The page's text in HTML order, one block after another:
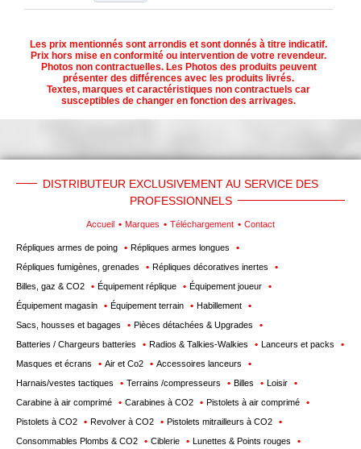
Les prix mentionnés sont arrondis et sont donnés à titre indicatif.
Prix hors mise en conformité ou intervention de votre revendeur.
Photos non contractuelles. Les Photos des produits peuvent
présenter des différences avec les produits livrés.
Textes, marques et caractéristiques non contractuels car
susceptibles de changer en fonction des arrivages.
DISTRIBUTEUR EXCLUSIVEMENT AU SERVICE DES
PROFESSIONNELS
Accueil Marques Téléchargement Contact
Répliques armes de poing
Répliques armes longues
Répliques fumigènes, grenades
Répliques décoratives inertes
Billes, gaz & CO2
Équipement réplique
Équipement joueur
Équipement magasin
Équipement terrain
Habillement
Sacs, housses et bagages
Pièces détachées & Upgrades
Batteries / Chargeurs batteries
Radios & Talkies-Walkies
Lanceurs et packs
Masques et écrans
Air et Co2
Accessoires lanceurs
Harnais/vestes tactiques
Terrains /compresseurs Billes
Loisir
Carabine à air comprimé
Carabines à CO2
Pistolets à air comprimé
Pistolets à CO2
Revolver à CO2
Pistolets mitrailleurs à CO2
Consommables Plombs & CO2
Ciblerie
Lunettes & Points rouges